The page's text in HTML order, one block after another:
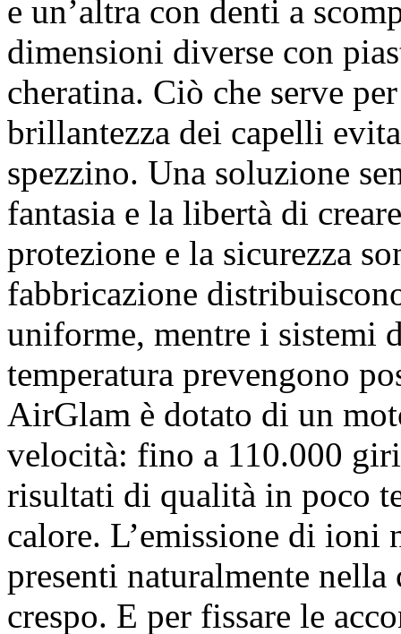
e un’altra con denti a
dimensioni diverse con
cheratina. Ciò che serve
brillantezza dei capelli
spezzino. Una soluzione
fantasia e la libertà di
protezione e la sicurezza
fabbricazione
uniforme, mentre i sistemi
temperatura prevengono
AirGlam è dotato di un
velocità: fino a 110.000
risultati di qualità in poco
calore. L’emissione di
presenti naturalmente
crespo. E per fissare le